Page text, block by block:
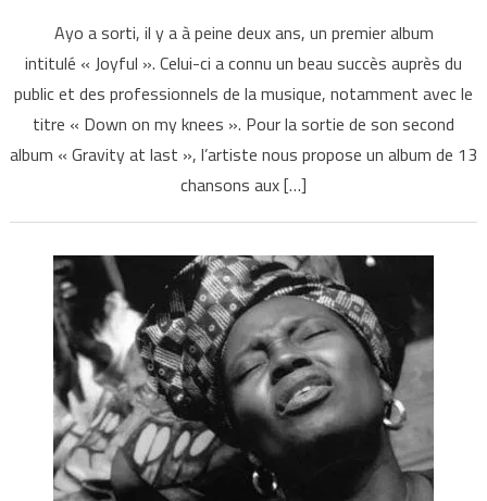
Ayo a sorti, il y a à peine deux ans, un premier album
intitulé « Joyful ». Celui-ci a connu un beau succès auprès du
public et des professionnels de la musique, notamment avec le
titre « Down on my knees ». Pour la sortie de son second
album « Gravity at last », l’artiste nous propose un album de 13
chansons aux […]